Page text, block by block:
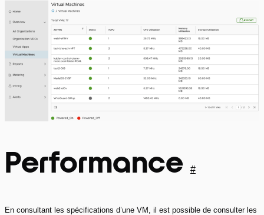
Performance #
En consultant les spécifications d’une VM, il est possible de consulter les